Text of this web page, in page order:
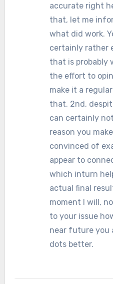
accurate right
that, let me
what did work.
certainly rather
that is probably
the effort to
make it a
that. 2nd,
can certainly
reason you
convinced of
appear to
which inturn
actual final
moment I will,
to your issue
near future you
dots better.